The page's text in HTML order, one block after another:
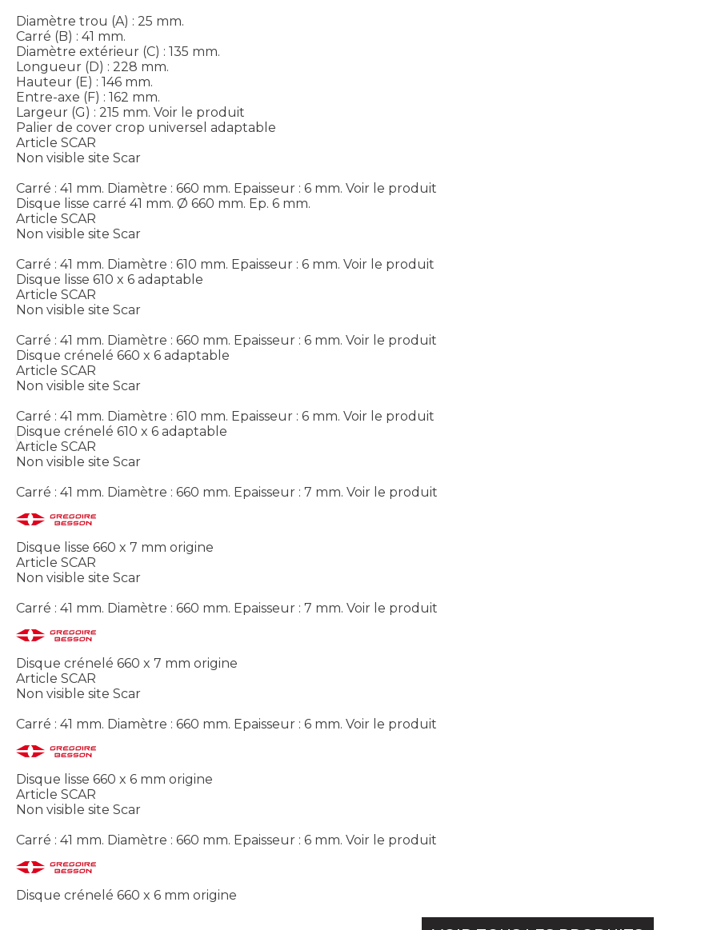
Diamètre trou (A) : 25 mm.
Carré (B) : 41 mm.
Diamètre extérieur (C) : 135 mm.
Longueur (D) : 228 mm.
Hauteur (E) : 146 mm.
Entre-axe (F) : 162 mm.
Largeur (G) : 215 mm. Voir le produit
Palier de cover crop universel adaptable
Article SCAR
Non visible site Scar
Carré : 41 mm. Diamètre : 660 mm. Epaisseur : 6 mm. Voir le produit
Disque lisse carré 41 mm. Ø 660 mm. Ep. 6 mm.
Article SCAR
Non visible site Scar
Carré : 41 mm. Diamètre : 610 mm. Epaisseur : 6 mm. Voir le produit
Disque lisse 610 x 6 adaptable
Article SCAR
Non visible site Scar
Carré : 41 mm. Diamètre : 660 mm. Epaisseur : 6 mm. Voir le produit
Disque crénelé 660 x 6 adaptable
Article SCAR
Non visible site Scar
Carré : 41 mm. Diamètre : 610 mm. Epaisseur : 6 mm. Voir le produit
Disque crénelé 610 x 6 adaptable
Article SCAR
Non visible site Scar
Carré : 41 mm. Diamètre : 660 mm. Epaisseur : 7 mm. Voir le produit
Disque lisse 660 x 7 mm origine
Article SCAR
Non visible site Scar
Carré : 41 mm. Diamètre : 660 mm. Epaisseur : 7 mm. Voir le produit
Disque crénelé 660 x 7 mm origine
Article SCAR
Non visible site Scar
Carré : 41 mm. Diamètre : 660 mm. Epaisseur : 6 mm. Voir le produit
Disque lisse 660 x 6 mm origine
Article SCAR
Non visible site Scar
Carré : 41 mm. Diamètre : 660 mm. Epaisseur : 6 mm. Voir le produit
Disque crénelé 660 x 6 mm origine